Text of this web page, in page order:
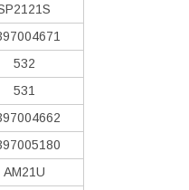
532
531
AM21U